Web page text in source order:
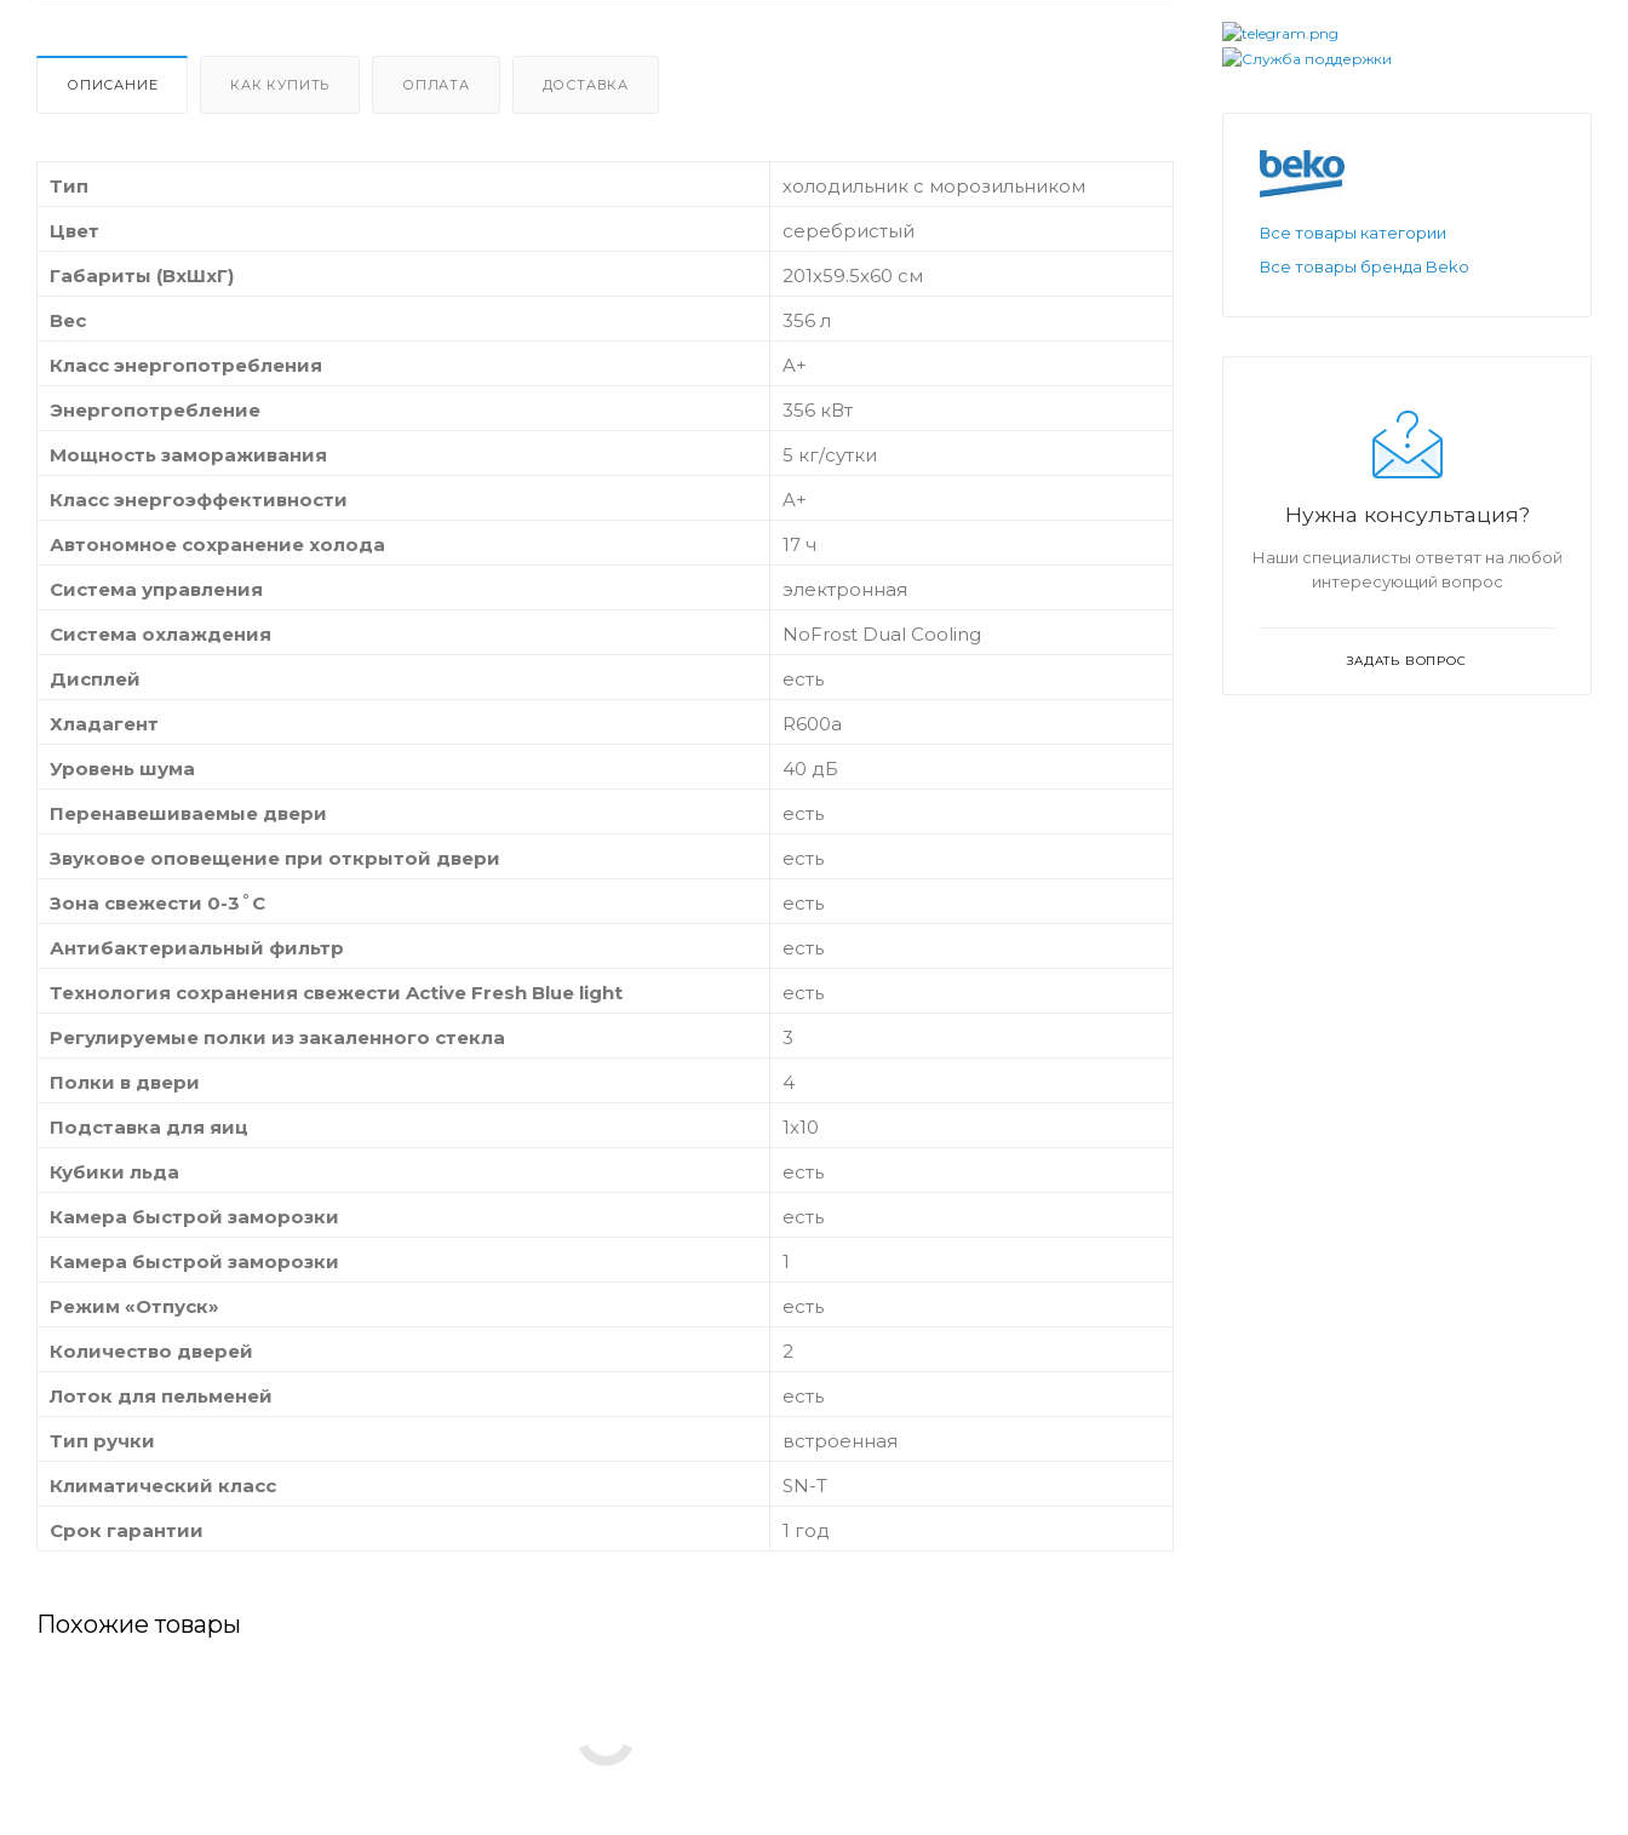
ОПИСАНИЕ КАК КУПИТЬ ОПЛАТА ДОСТАВКА
Тип
холодильник с морозильником
Цвет
серебристый
Габариты (ВхШхГ)
201х59.5х60 см
Вес
356 л
Класс энергопотребления
A+
Энергопотребление
356 кВт
Мощность замораживания
5 кг/сутки
Класс энергоэффективности
A+
Автономное сохранение холода
17 ч
Система управления
электронная
Система охлаждения
NoFrost Dual Cooling
Дисплей
есть
Хладагент
R600a
Уровень шума
40 дБ
Перенавешиваемые двери
есть
Звуковое оповещение при открытой двери
есть
Зона свежести 0-3˚C
есть
Антибактериальный фильтр
есть
Технология сохранения свежести Active Fresh Blue light
есть
Регулируемые полки из закаленного стекла
3
Полки в двери
4
Подставка для яиц
1х10
Кубики льда
есть
Камера быстрой заморозки
есть
Камера быстрой заморозки
1
Режим «Отпуск»
есть
Количество дверей
2
Лоток для пельменей
есть
Тип ручки
встроенная
Климатический класс
SN-T
Срок гарантии
1 год
Похожие товары
Все товары категории
Все товары бренда Beko
Нужна консультация?
Наши специалисты ответят на любой
интересующий вопрос
ЗАДАТЬ ВОПРОС